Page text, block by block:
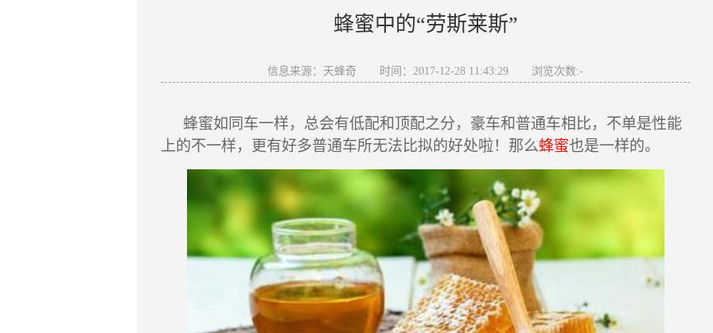
蜂蜜中的“劳斯莱斯”
信息来源：天蜂奇 时间：2017-12-28 11:43:29 浏览次数:-
蜂蜜如同车一样，总会有低配和顶配之分，豪车和普通车相比，不单是性能
上的不一样，更有好多普通车所无法比拟的好处啦！那么蜂蜜也是一样的。